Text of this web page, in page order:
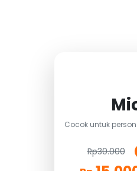
Cocok untuk
Rp30.000